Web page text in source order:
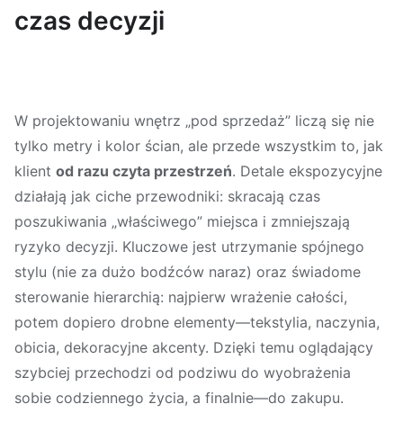
czas decyzji
W projektowaniu wnętrz „pod sprzedaż” liczą się nie
tylko metry i kolor ścian, ale przede wszystkim to, jak
klient od razu czyta przestrzeń. Detale ekspozycyjne
działają jak ciche przewodniki: skracają czas
poszukiwania „właściwego” miejsca i zmniejszają
ryzyko decyzji. Kluczowe jest utrzymanie spójnego
stylu (nie za dużo bodźców naraz) oraz świadome
sterowanie hierarchią: najpierw wrażenie całości,
potem dopiero drobne elementy—tekstylia, naczynia,
obicia, dekoracyjne akcenty. Dzięki temu oglądający
szybciej przechodzi od podziwu do wyobrażenia
sobie codziennego życia, a finalnie—do zakupu.